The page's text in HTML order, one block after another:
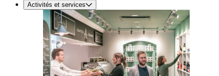
Activités et services